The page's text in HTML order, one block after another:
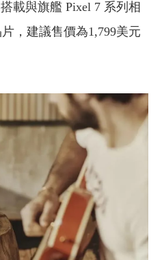
載與旗艦 Pixel 7 系列相
，建議售價為1,799美元